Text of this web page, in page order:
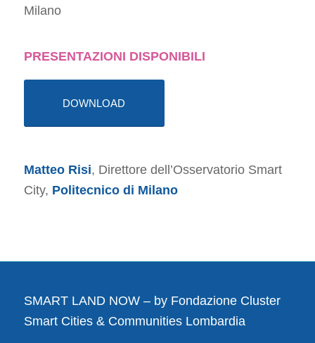
Milano
PRESENTAZIONI DISPONIBILI
DOWNLOAD
Matteo Risi, Direttore dell’Osservatorio Smart
City, Politecnico di Milano
SMART LAND NOW – by Fondazione Cluster
Smart Cities & Communities Lombardia